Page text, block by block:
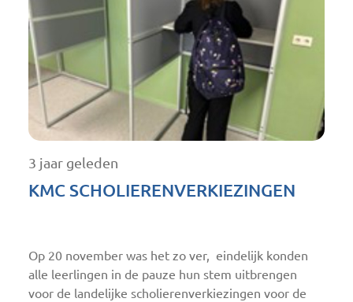
3 jaar geleden
KMC SCHOLIERENVERKIEZINGEN
Op 20 november was het zo ver, eindelijk konden
alle leerlingen in de pauze hun stem uitbrengen
voor de landelijke scholierenverkiezingen voor de